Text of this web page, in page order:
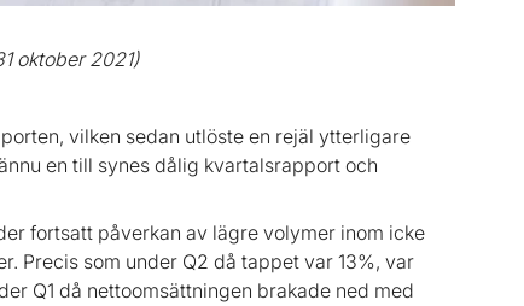
oktober 2021)
vilken sedan utlöste en rejäl ytterligare
en till synes dålig kvartalsrapport och
fortsatt påverkan av lägre volymer inom icke
Precis som under Q2 då tappet var 13%, var
Q1 då nettoomsättningen brakade ned med